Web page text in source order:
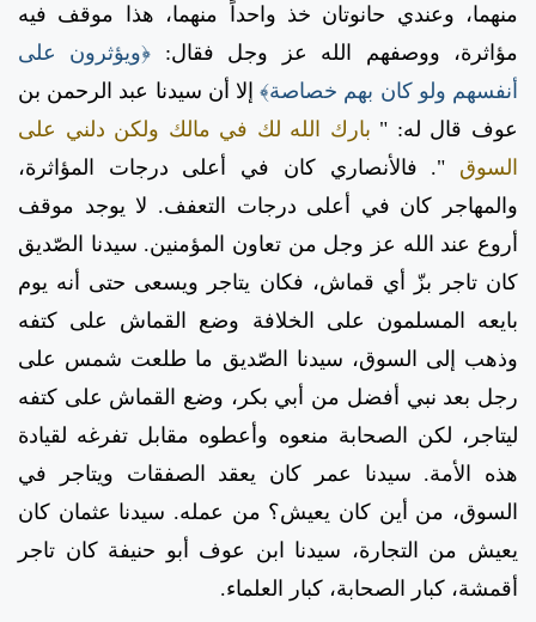
منهما، وعندي حانوتان خذ واحداً منهما، هذا موقف فيه
مؤاثرة، ووصفهم الله عز وجل فقال: ﴿ويؤثرون على
أنفسهم ولو كان بهم خصاصة﴾ إلا أن سيدنا عبد الرحمن بن
عوف قال له: " بارك الله لك في مالك ولكن دلني على
السوق
". فالأنصاري كان في أعلى درجات المؤاثرة،
والمهاجر كان في أعلى درجات التعفف. لا يوجد موقف
أروع عند الله عز وجل من تعاون المؤمنين. سيدنا الصّديق
كان تاجر بزّ أي قماش، فكان يتاجر ويسعى حتى أنه يوم
بايعه المسلمون على الخلافة وضع القماش على كتفه
وذهب إلى السوق، سيدنا الصّديق ما طلعت شمس على
رجل بعد نبي أفضل من أبي بكر، وضع القماش على كتفه
ليتاجر، لكن الصحابة منعوه وأعطوه مقابل تفرغه لقيادة
هذه الأمة. سيدنا عمر كان يعقد الصفقات ويتاجر في
السوق، من أين كان يعيش؟ من عمله. سيدنا عثمان كان
يعيش من التجارة، سيدنا ابن عوف أبو حنيفة كان تاجر
أقمشة، كبار الصحابة، كبار العلماء.